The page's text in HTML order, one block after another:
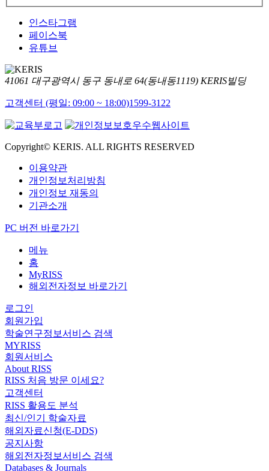
인스타그램
페이스북
유튜브
41061 대구광역시 동구 동내로 64(동내동1119) KERIS빌딩
고객센터 (평일: 09:00 ~ 18:00)1599-3122
Copyright© KERIS. ALL RIGHTS RESERVED
이용약관
개인정보처리방침
개인정보 재동의
기관소개
PC 버전 바로가기
메뉴
홈
MyRISS
해외전자정보 바로가기
로그인
회원가입
학술연구정보서비스 검색
MYRISS
회원서비스
About RISS
RISS 처음 방문 이세요?
고객센터
RISS 활용도 분석
최신/인기 학술자료
해외자료신청(E-DDS)
공지사항
해외전자정보서비스 검색
Databases & Journals